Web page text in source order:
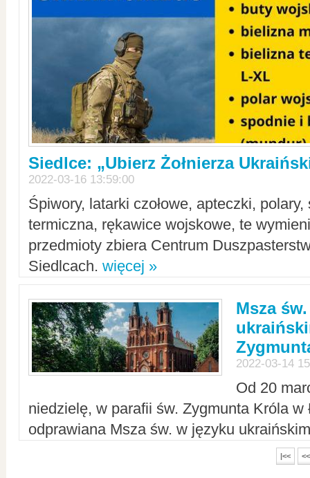
Siedlce: „Ubierz Żołnierza
2022-03-16 13:59:00
Śpiwory, latarki czołowe, apteczki,
termiczna, rękawice wojskowe, te
przedmioty zbiera Centrum
Siedlcach. więcej »
Msza
2022-03-14
Od 20
niedzielę, w parafii św. Zygmunta Króla w
odprawiana Msza św. w języku
|<< <<